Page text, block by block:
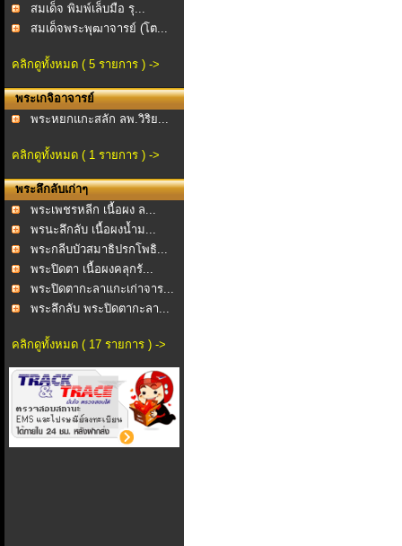
บาตร...สมเด็จ พิมพ์เล็บมือ รุ...
สมเด็จพระพุฒาจารย์ (โต...
คลิกดูทั้งหมด ( 5 รายการ ) ->
พระเกจิอาจารย์
พระหยกแกะสลัก ลพ.วิริย...
คลิกดูทั้งหมด ( 1 รายการ ) ->
พระลึกลับเก่าๆ
พระเพชรหลีก เนื้อผง ล...
พรนะลึกลับ เนื้อผงน้ำม...
พระกลีบบัวสมาธิปรกโพธิ...
พระปิดตา เนื้อผงคลุกรั...
พระปิดตากะลาแกะเก่าจาร...
พระลึกลับ พระปิดตากะลา...
คลิกดูทั้งหมด ( 17 รายการ ) ->